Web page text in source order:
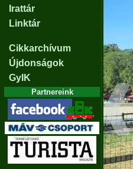
Irattár
Linktár
Cikkarchívum
Újdonságok
GyIK
Partnereink